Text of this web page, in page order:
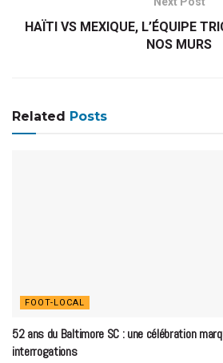
HAÏTI VS MEXIQUE, L’ÉQUIPE
NOS MURS
Related Posts
FOOT-LOCAL
52 ans du Baltimore SC : une célébration
interrogations